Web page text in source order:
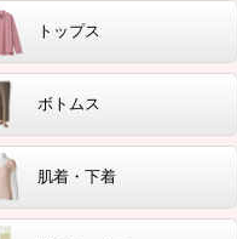
トップス
ボトムス
肌着・下着